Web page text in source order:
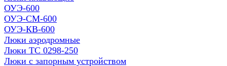
ОУЭ-600
ОУЭ-СМ-600
ОУЭ-КВ-600
Люки аэродромные
Люки ТС 0298-250
Люки с запорным устройством